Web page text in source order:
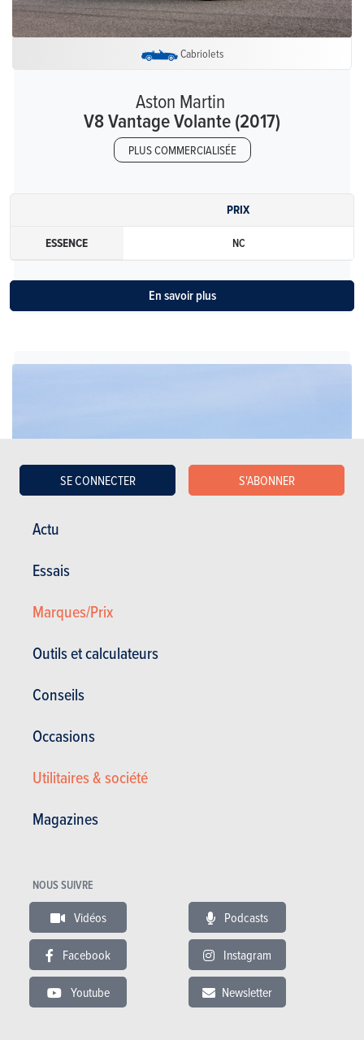
Actu
Essais
Marques/Prix
Outils et calculateurs
Conseils
Occasions
Utilitaires & société
Magazines
SE CONNECTER S'ABONNER
NOUS SUIVRE
Vidéos Podcasts
Facebook Instagram
Youtube Newsletter
Cabriolets
Aston Martin
V8 Vantage Volante (2017)
PLUS COMMERCIALISÉE
PRIX
ESSENCE
NC
En savoir plus
Aston Martin